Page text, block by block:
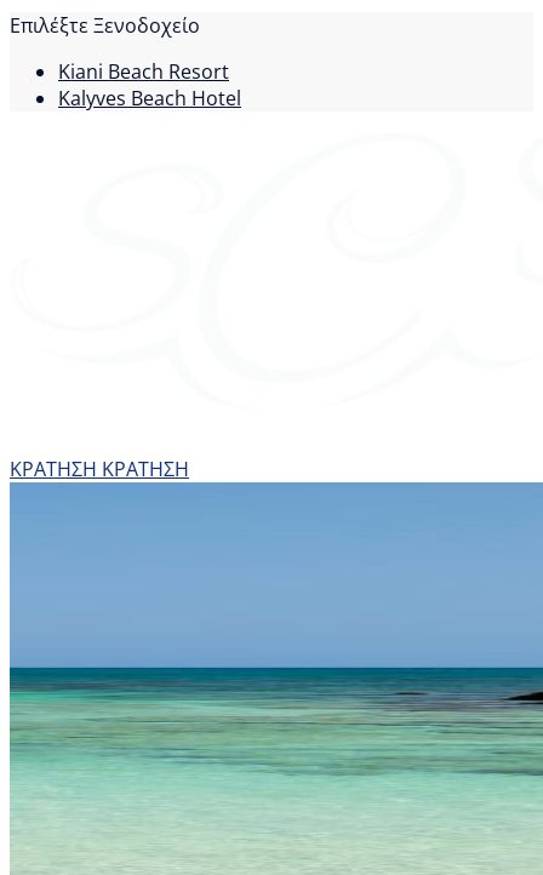
Επιλέξτε Ξενοδοχείο
Kiani Beach Resort
Kalyves Beach Hotel
ΚΡΑΤΗΣΗ ΚΡΑΤΗΣΗ